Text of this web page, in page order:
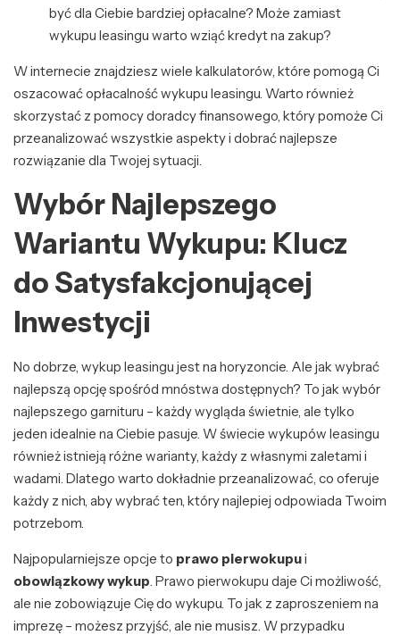
być dla Ciebie bardziej opłacalne? Może zamiast
wykupu leasingu warto wziąć kredyt na zakup?
W internecie znajdziesz wiele kalkulatorów, które pomogą Ci
oszacować opłacalność wykupu leasingu. Warto również
skorzystać z pomocy doradcy finansowego, który pomoże Ci
przeanalizować wszystkie aspekty i dobrać najlepsze
rozwiązanie dla Twojej sytuacji.
Wybór Najlepszego
Wariantu Wykupu: Klucz
do Satysfakcjonującej
Inwestycji
No dobrze, wykup leasingu jest na horyzoncie. Ale jak wybrać
najlepszą opcję spośród mnóstwa dostępnych? To jak wybór
najlepszego garnituru – każdy wygląda świetnie, ale tylko
jeden idealnie na Ciebie pasuje. W świecie wykupów leasingu
również istnieją różne warianty, każdy z własnymi zaletami i
wadami. Dlatego warto dokładnie przeanalizować, co oferuje
każdy z nich, aby wybrać ten, który najlepiej odpowiada Twoim
potrzebom.
Najpopularniejsze opcje to prawo pierwokupui
obowiązkowy wykup. Prawo pierwokupu daje Ci możliwość,
ale nie zobowiązuje Cię do wykupu. To jak z zaproszeniem na
imprezę – możesz przyjść, ale nie musisz. W przypadku